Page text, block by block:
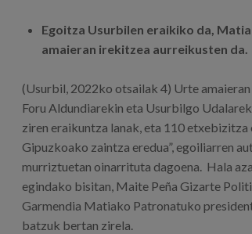
Egoitza Usurbilen eraikiko da,
amaieran irekitzea aurreikusten da.
(Usurbil, 2022ko otsailak 4) Urte
Foru Aldundiarekin eta Usurbilgo
ziren eraikuntza lanak, eta 110
Gipuzkoako zaintza eredua”, egoiliarren
murriztuetan oinarrituta dagoena. Hala
egindako bisitan, Maite Peña Gizarte
Garmendia Matiako Patronatuko
batzuk bertan zirela.